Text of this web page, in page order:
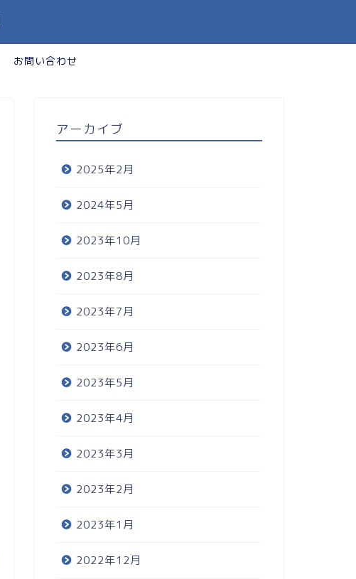
お問い合わせ
アーカイブ
2025年2月
2024年5月
2023年10月
2023年8月
2023年7月
2023年6月
2023年5月
2023年4月
2023年3月
2023年2月
2023年1月
2022年12月